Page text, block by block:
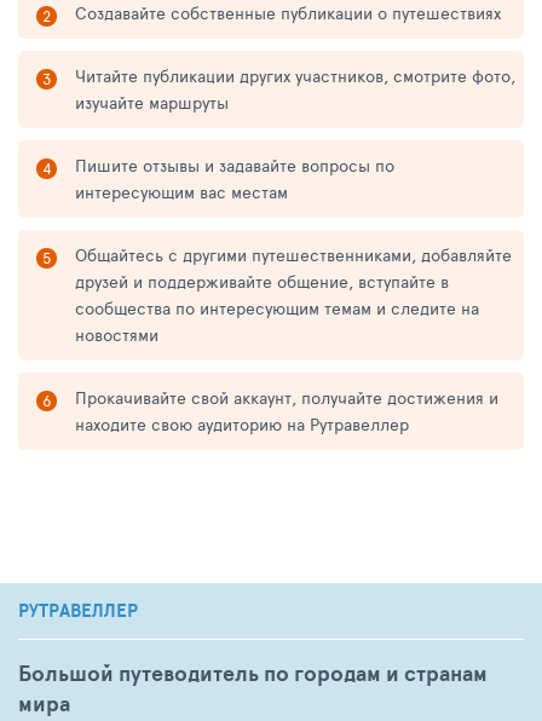
Создавайте собственные публикации о путешествиях
Читайте публикации других участников, смотрите фото,
изучайте маршруты
Пишите отзывы и задавайте вопросы по
интересующим вас местам
Общайтесь с другими путешественниками, добавляйте
друзей и поддерживайте общение, вступайте в
сообщества по интересующим темам и следите на
новостями
Прокачивайте свой аккаунт, получайте достижения и
находите свою аудиторию на Рутравеллер
РУТРАВЕЛЛЕР
Большой путеводитель по городам и странам
мира